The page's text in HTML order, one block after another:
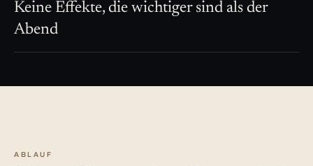
Keine Effekte, die wichtiger sind als der
Abend
ABLAUF